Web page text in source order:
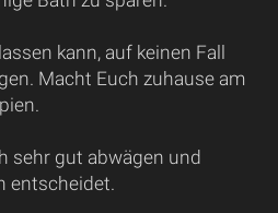
kann, auf keinen Fall
Macht Euch zuhause am
sehr gut abwägen und
entscheidet.